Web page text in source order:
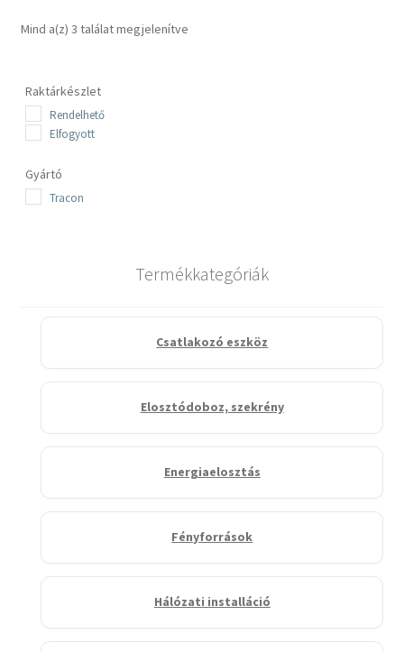
Mind a(z) 3 találat megjelenítveSorted
Raktárkészlet
Rendelhető
Elfogyott
Gyártó
Tracon
Termékkategóriák
Csatlakozó eszköz
Elosztódoboz, szekrény
Energiaelosztás
Fényforrások
Hálózati installáció